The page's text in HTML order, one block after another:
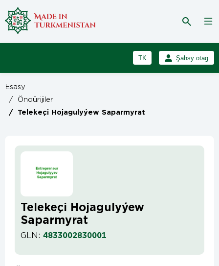
TK
RU
Şahsy otag
Esasy
/
Öndürijiler
/ Telekeçi Hojagulyýew Saparmyrat
Telekeçi Hojagulyýew
Saparmyrat
GLN: 4833002830001